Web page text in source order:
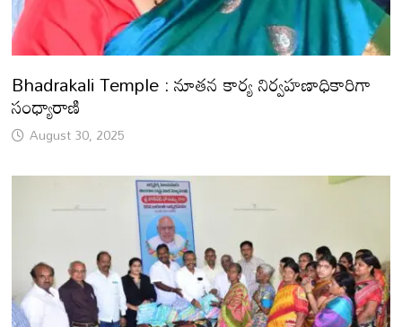
Bhadrakali Temple : నూతన కార్య నిర్వహణాధికారిగా
సంధ్యారాణి
August 30, 2025